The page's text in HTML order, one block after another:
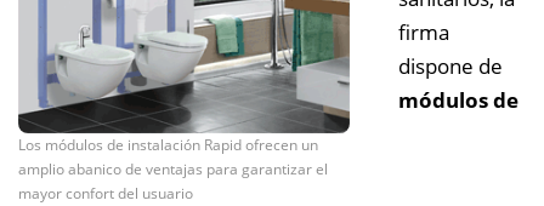
Los módulos de instalación Rapid ofrecen un
amplio abanico de ventajas para garantizar el
mayor confort del usuario
firma
dispone de
módulos de